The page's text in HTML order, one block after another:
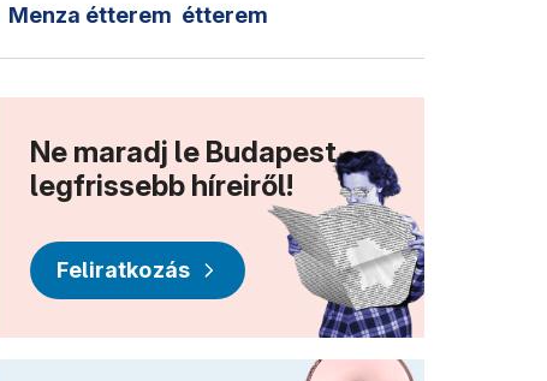
Menza étterem étterem
Ne maradj le Budapest
legfrissebb híreiről!
Feliratkozás